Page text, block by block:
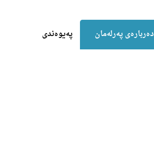
دەربارەی پەرلەمان پەیوەندی